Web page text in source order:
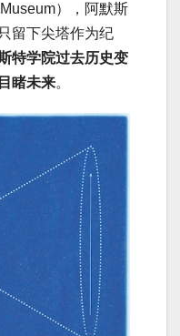
），阿默斯
留下尖塔作为纪
特学院过去历史变
睹未来。